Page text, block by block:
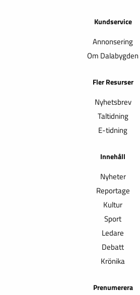
Kundservice
Annonsering
Om Dalabygden
Fler Resurser
Nyhetsbrev
Taltidning
E-tidning
Innehåll
Nyheter
Reportage
Kultur
Sport
Ledare
Debatt
Krönika
Prenumerera